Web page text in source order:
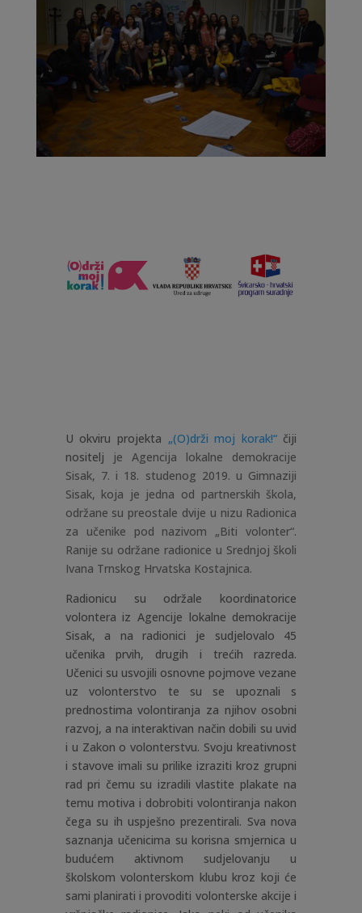
U okviru projekta „(O)drži moj korak!“čiji
nositelj je Agencija lokalne demokracije
Sisak, 7. i 18. studenog 2019. u Gimnaziji
Sisak, koja je jedna od partnerskih škola,
održane su preostale dvije u nizu Radionica
za učenike pod nazivom „Biti volonter“.
Ranije su održane radionice u Srednjoj školi
Ivana Trnskog Hrvatska Kostajnica.
Radionicu su održale koordinatorice
volontera iz Agencije lokalne demokracije
Sisak, a na radionici je sudjelovalo 45
učenika prvih, drugih i trećih razreda.
Učenici su usvojili osnovne pojmove vezane
uz volonterstvo te su se upoznali s
prednostima volontiranja za njihov osobni
razvoj, a na interaktivan način dobili su uvid
i u Zakon o volonterstvu. Svoju kreativnost
i stavove imali su prilike izraziti kroz grupni
rad pri čemu su izradili vlastite plakate na
temu motiva i dobrobiti volontiranja nakon
čega su ih uspješno prezentirali. Sva nova
saznanja učenicima su korisna smjernica u
budućem aktivnom sudjelovanju u
školskom volonterskom klubu kroz koji će
sami planirati i provoditi volonterske akcije i